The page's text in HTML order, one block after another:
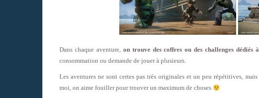
Dans chaque aventure, on trouve des coffres ou des challenges dédiés
consommation ou demande de jouer à plusieurs.
Les aventures ne sont certes pas très originales et un peu répétitives, mais
moi, on aime fouiller pour trouver un maximum de choses